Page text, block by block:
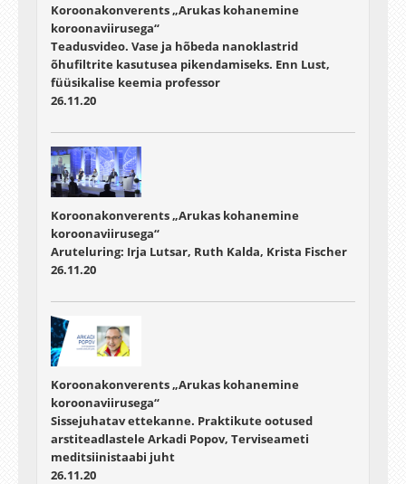
Koroonakonverents „Arukas kohanemine
koroonaviirusega“
Teadusvideo. Vase ja hõbeda nanoklastrid
õhufiltrite kasutusea pikendamiseks. Enn Lust,
füüsikalise keemia professor
26.11.20
Koroonakonverents „Arukas kohanemine
koroonaviirusega“
Aruteluring: Irja Lutsar, Ruth Kalda, Krista Fischer
26.11.20
Koroonakonverents „Arukas kohanemine
koroonaviirusega“
Sissejuhatav ettekanne. Praktikute ootused
arstiteadlastele Arkadi Popov, Terviseameti
meditsiinistaabi juht
26.11.20